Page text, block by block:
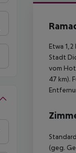
Etwa
Stadt
vom
47 km).
(geg.